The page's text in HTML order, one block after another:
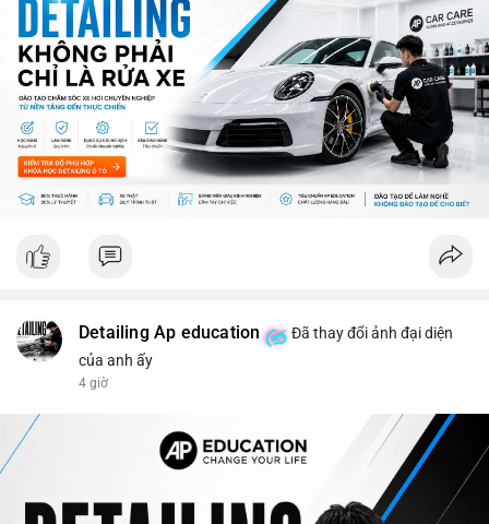
ro từ việc sàn Binance và các vấn đề pháp lý.
💡 NHẬN ĐỊNH & KHUYẾN NGHỊ: Thị trường đang ở giai đoạn
sợ mạo cực độ, có thể kéo dài nếu không có tín hiệu tích cực
rõ ràng. Các coin lớn như Ethereum, Solana vẫn được theo dõi
nhưng không đủ để khắc phục tâm lý sợ mạo. Người đầu tư
nên cẩn trọng, tập trung vào phân tích kỹ thuật và theo dõi các
thông tin chính từ các nguồn tin uy tín.
Detailing Ap education
Đã thay đổi ảnh đại diện
của anh ấy
4 giờ